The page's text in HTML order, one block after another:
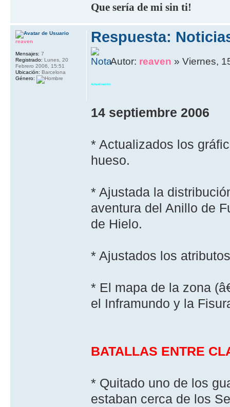
Que sería de mi sin ti!
Respuesta:
Autor: reaven » Viernes,
Actualización
14 septiembre 2006
* Actualizados los
hueso.
* Ajustada la
aventura del Anillo de
de Hielo.
* Ajustados los
* El mapa de la zona
el Inframundo y la
BATALLAS ENTRE
* Quitado uno de los
estaban cerca de los
reaven
Mensajes: 7
Registrado: Lunes, 20
Febrero 2006, 15:51
Ubicación: Barcelona
Género: